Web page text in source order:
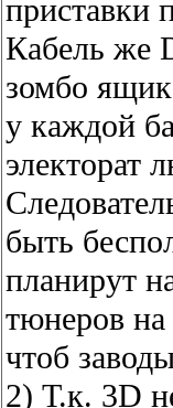
приставки
Кабель же
зомбо
у каждой
электорат
быть
планирут
тюнеров
чтоб
2) Т.к. 3D